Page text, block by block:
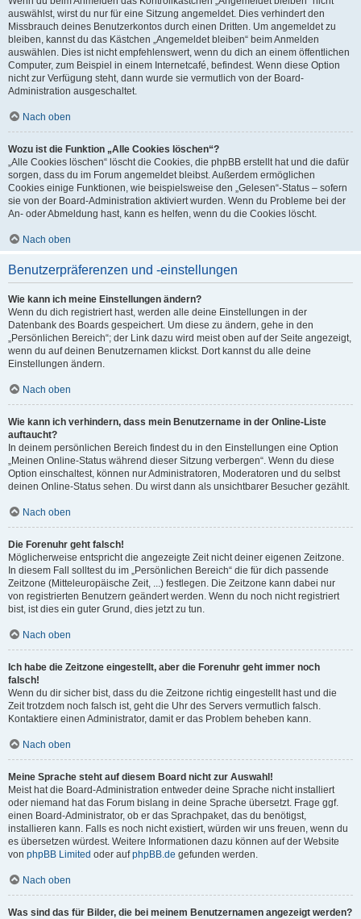
auswählst, wirst du nur für eine Sitzung angemeldet. Dies verhindert den
Missbrauch deines Benutzerkontos durch einen Dritten. Um angemeldet zu
bleiben, kannst du das Kästchen „Angemeldet bleiben“ beim Anmelden
auswählen. Dies ist nicht empfehlenswert, wenn du dich an einem öffentlichen
Computer, zum Beispiel in einem Internetcafé, befindest. Wenn diese Option
nicht zur Verfügung steht, dann wurde sie vermutlich von der Board-
Administration ausgeschaltet.
Nach oben
Wozu ist die Funktion „Alle Cookies löschen“?
„Alle Cookies löschen“ löscht die Cookies, die phpBB erstellt hat und die dafür
sorgen, dass du im Forum angemeldet bleibst. Außerdem ermöglichen
Cookies einige Funktionen, wie beispielsweise den „Gelesen“-Status – sofern
sie von der Board-Administration aktiviert wurden. Wenn du Probleme bei der
An- oder Abmeldung hast, kann es helfen, wenn du die Cookies löscht.
Nach oben
Benutzerpräferenzen und -einstellungen
Wie kann ich meine Einstellungen ändern?
Wenn du dich registriert hast, werden alle deine Einstellungen in der
Datenbank des Boards gespeichert. Um diese zu ändern, gehe in den
„Persönlichen Bereich“; der Link dazu wird meist oben auf der Seite angezeigt,
wenn du auf deinen Benutzernamen klickst. Dort kannst du alle deine
Einstellungen ändern.
Nach oben
Wie kann ich verhindern, dass mein Benutzername in der Online-Liste
auftaucht?
In deinem persönlichen Bereich findest du in den Einstellungen eine Option
„Meinen Online-Status während dieser Sitzung verbergen“. Wenn du diese
Option einschaltest, können nur Administratoren, Moderatoren und du selbst
deinen Online-Status sehen. Du wirst dann als unsichtbarer Besucher gezählt.
Nach oben
Die Forenuhr geht falsch!
Möglicherweise entspricht die angezeigte Zeit nicht deiner eigenen Zeitzone.
In diesem Fall solltest du im „Persönlichen Bereich“ die für dich passende
Zeitzone (Mitteleuropäische Zeit, ...) festlegen. Die Zeitzone kann dabei nur
von registrierten Benutzern geändert werden. Wenn du noch nicht registriert
bist, ist dies ein guter Grund, dies jetzt zu tun.
Nach oben
Ich habe die Zeitzone eingestellt, aber die Forenuhr geht immer noch
falsch!
Wenn du dir sicher bist, dass du die Zeitzone richtig eingestellt hast und die
Zeit trotzdem noch falsch ist, geht die Uhr des Servers vermutlich falsch.
Kontaktiere einen Administrator, damit er das Problem beheben kann.
Nach oben
Meine Sprache steht auf diesem Board nicht zur Auswahl!
Meist hat die Board-Administration entweder deine Sprache nicht installiert
oder niemand hat das Forum bislang in deine Sprache übersetzt. Frage ggf.
einen Board-Administrator, ob er das Sprachpaket, das du benötigst,
installieren kann. Falls es noch nicht existiert, würden wir uns freuen, wenn du
es übersetzen würdest. Weitere Informationen dazu können auf der Website
von phpBB Limited oder aufphpBB.de gefunden werden.
Nach oben
Was sind das für Bilder, die bei meinem Benutzernamen angezeigt werden?